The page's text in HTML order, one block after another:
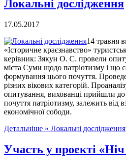
Локальні дослідження
17.05.2017
14 травня
«Історичне краєзнавство»
керівник: Зякун О. С. провели
міста Суми щодо патріотизму і що
формування цього почуття.
різних вікових категорій.
опитування, вихованці прийшли
почуття патріотизму, залежить від
економічної сободи.
Детальніше » Локальні дослідження
Участь у проекті «Ніч